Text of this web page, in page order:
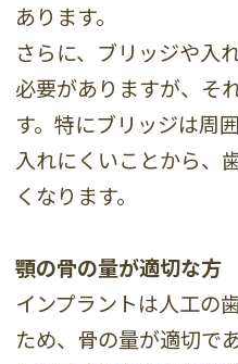
あります。
さらに、ブリッジや入
必要がありますが、そ
す。特にブリッジは周
入れにくいことから、
くなります。
顎の骨の量が適切な方
インプラントは人工の
ため、骨の量が適切で